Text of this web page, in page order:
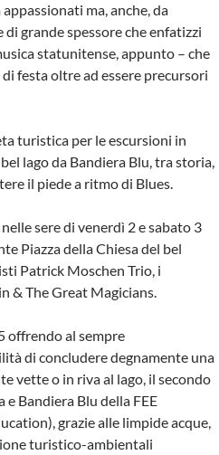
ma, anche, da
grande spessore che enfatizzi
statunitense, appunto – che
festa oltre ad essere precursori
turistica per le escursioni in
lago da Bandiera Blu, tra storia,
il piede a ritmo di Blues.
sere di venerdì 2 e sabato 3
Piazza della Chiesa del bel
Patrick Moschen Trio, i
& The Great Magicians.
offrendo al sempre
di concludere degnamente una
vette o in riva al lago, il secondo
e Bandiera Blu della FEE
grazie alle limpide acque,
turistico-ambientali